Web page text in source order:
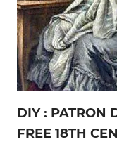
DIY : PATRON
FREE 18TH